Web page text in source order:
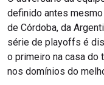
definido antes
de Córdoba, da
série de playoffs é
o primeiro na casa do
nos domínios do